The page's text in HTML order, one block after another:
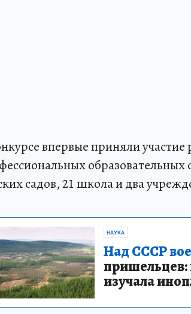
впервые приняли
садов, 21 школа и два
НАУКА
Над СССР
пришельцев:
изучала